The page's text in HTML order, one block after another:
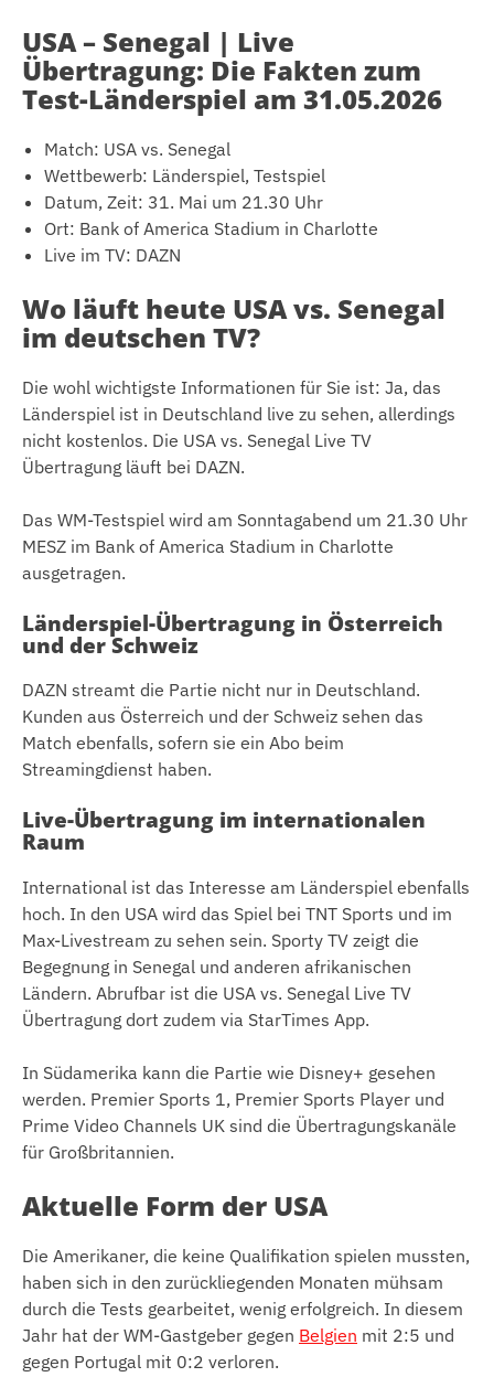
USA – Senegal | Live
Übertragung: Die Fakten zum
Test-Länderspiel am 31.05.2026
Match: USA vs. Senegal
Wettbewerb: Länderspiel, Testspiel
Datum, Zeit: 31. Mai um 21.30 Uhr
Ort: Bank of America Stadium in Charlotte
Live im TV: DAZN
Wo läuft heute USA vs. Senegal
im deutschen TV?
Die wohl wichtigste Informationen für Sie ist: Ja, das
Länderspiel ist in Deutschland live zu sehen, allerdings
nicht kostenlos. Die USA vs. Senegal Live TV
Übertragung läuft bei DAZN.
Das WM-Testspiel wird am Sonntagabend um 21.30 Uhr
MESZ im Bank of America Stadium in Charlotte
ausgetragen.
Länderspiel-Übertragung in Österreich
und der Schweiz
DAZN streamt die Partie nicht nur in Deutschland.
Kunden aus Österreich und der Schweiz sehen das
Match ebenfalls, sofern sie ein Abo beim
Streamingdienst haben.
Live-Übertragung im internationalen
Raum
International ist das Interesse am Länderspiel ebenfalls
hoch. In den USA wird das Spiel bei TNT Sports und im
Max-Livestream zu sehen sein. Sporty TV zeigt die
Begegnung in Senegal und anderen afrikanischen
Ländern. Abrufbar ist die USA vs. Senegal Live TV
Übertragung dort zudem via StarTimes App.
In Südamerika kann die Partie wie Disney+ gesehen
werden. Premier Sports 1, Premier Sports Player und
Prime Video Channels UK sind die Übertragungskanäle
für Großbritannien.
Aktuelle Form der USA
Die Amerikaner, die keine Qualifikation spielen mussten,
haben sich in den zurückliegenden Monaten mühsam
durch die Tests gearbeitet, wenig erfolgreich. In diesem
Jahr hat der WM-Gastgeber gegen Belgien mit 2:5 und
gegen Portugal mit 0:2 verloren.